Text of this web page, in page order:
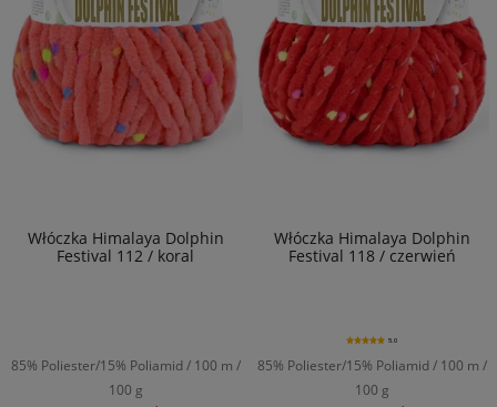
Włóczka Himalaya Dolphin
Festival 112 / koral
85% Poliester/15% Poliamid / 100 m /
100 g
Włóczka Himalaya Dolphin
Festival 118 / czerwień
85% Poliester/15% Poliamid / 100 m /
100 g
5.0